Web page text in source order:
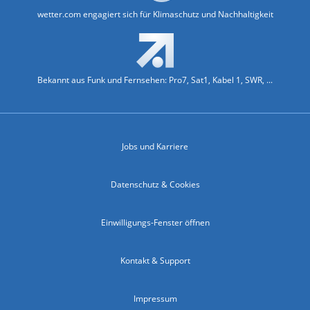
wetter.com engagiert sich für Klimaschutz und Nachhaltigkeit
Bekannt aus Funk und Fernsehen: Pro7, Sat1, Kabel 1, SWR, ...
Jobs und Karriere
Datenschutz & Cookies
Einwilligungs-Fenster öffnen
Kontakt & Support
Impressum